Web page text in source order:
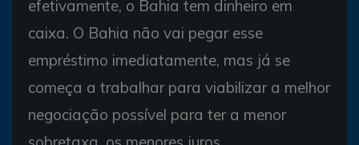
efetivamente, o Bahia tem dinheiro em
caixa. O Bahia não vai pegar esse
empréstimo imediatamente, mas já se
começa a trabalhar para viabilizar a melhor
negociação possível para ter a menor